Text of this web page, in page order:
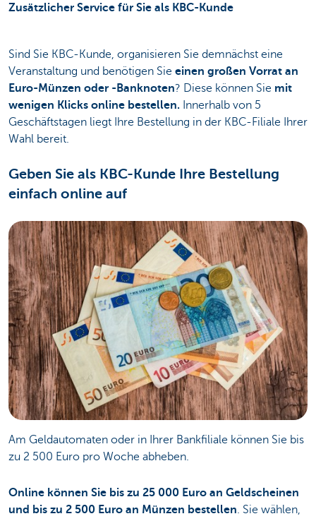
Zusätzlicher Service für Sie als KBC-Kunde
Sind Sie KBC-Kunde, organisieren Sie demnächst eine
Veranstaltung und benötigen Sie einen großen Vorrat an
Euro-Münzen oder -Banknoten? Diese können Sie mit
wenigen Klicks online bestellen. Innerhalb von 5
Geschäftstagen liegt Ihre Bestellung in der KBC-Filiale Ihrer
Wahl bereit.
Geben Sie als KBC-Kunde Ihre Bestellung
einfach online auf
Am Geldautomaten oder in Ihrer Bankfiliale können Sie bis
zu 2 500 Euro pro Woche abheben.
Online können Sie bis zu 25 000 Euro an Geldscheinen
und bis zu 2 500 Euro an Münzen bestellen . Sie wählen,